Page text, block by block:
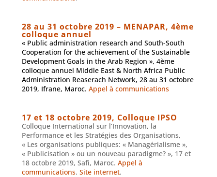
28 au 31 octobre 2019 – MENAPAR, 4ème
colloque annuel
« Public administration research and South-South
Cooperation for the achievement of the Sustainable
Development Goals in the Arab Region », 4ème
colloque annuel Middle East & North Africa Public
Administration Reaserach Network, 28 au 31 octobre
2019, Ifrane, Maroc. Appel à communications
17 et 18 octobre 2019, Colloque IPSO
Colloque International sur l’Innovation, la
Performance et les Stratégies des Organisations,
« Les organisations publiques: « Managérialisme »,
« Publicisation » ou un nouveau paradigme? », 17 et
18 octobre 2019, Safi, Maroc. Appel à
communications. Site internet.